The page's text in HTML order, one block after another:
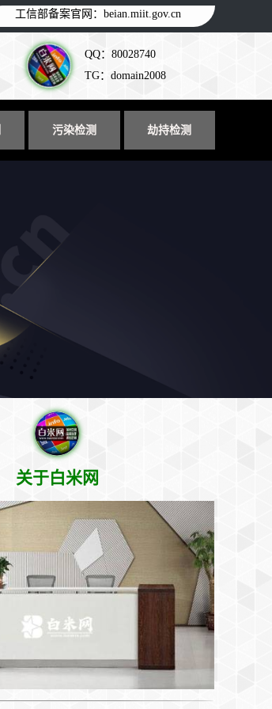
工信部备案官网： beian.miit.gov.cn
QQ：80028740
TG：domain2008
污染检测 劫持检测
关于白米网